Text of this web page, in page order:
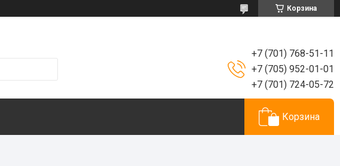
Корзина
+7 (701) 768-51-11
+7 (705) 952-01-01
+7 (701) 724-05-72
Корзина